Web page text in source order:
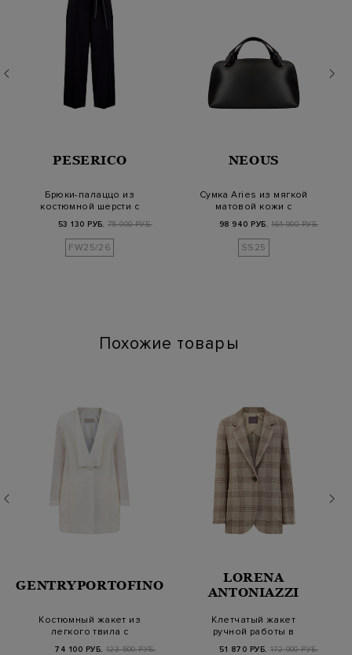
PESERICO
Брюки-палаццо из
костюмной шерсти с
поясом Punto Luce
53 130 РУБ. 75 900 РУБ.
FW25/26
NEOUS
Сумка Aries из мягкой
матовой кожи с
замшевой деталью
98 940 РУБ. 164 900 РУБ.
SS25
Похожие товары
GENTRYPORTOFINO
Костюмный жакет из
легкого твила с
74 100 РУБ. 123 500 РУБ.
LORENA
ANTONIAZZI
Клетчатый жакет
ручной работы в
51 870 РУБ. 172 900 РУБ.